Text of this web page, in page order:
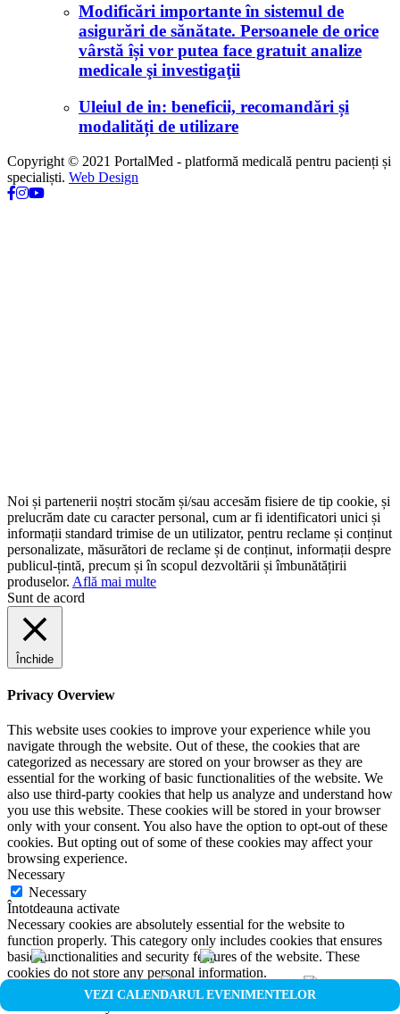
VEZI CALENDARUL EVENIMENTELOR
Modificări importante în sistemul de
asigurări de sănătate. Persoanele de orice
vârstă își vor putea face gratuit analize
medicale şi investigaţii
Uleiul de in: beneficii, recomandări și
modalități de utilizare
Copyright © 2021 PortalMed - platformă medicală pentru pacienți și
specialiști. Web Design
Noi și partenerii noștri stocăm și/sau accesăm fisiere de tip cookie, și
prelucrăm date cu caracter personal, cum ar fi identificatori unici și
informații standard trimise de un utilizator, pentru reclame și conținut
personalizate, măsurători de reclame și de conținut, informații despre
publicul-țintă, precum și în scopul dezvoltării și îmbunătățirii
produselor. Află mai multe
Sunt de acord
Închide
Privacy Overview
This website uses cookies to improve your experience while you
navigate through the website. Out of these, the cookies that are
categorized as necessary are stored on your browser as they are
essential for the working of basic functionalities of the website. We
also use third-party cookies that help us analyze and understand how
you use this website. These cookies will be stored in your browser
only with your consent. You also have the option to opt-out of these
cookies. But opting out of some of these cookies may affect your
browsing experience.
Necessary
Necessary
Întotdeauna activate
Necessary cookies are absolutely essential for the website to
function properly. This category only includes cookies that ensures
basic functionalities and security features of the website. These
cookies do not store any personal information.
Non-necessary